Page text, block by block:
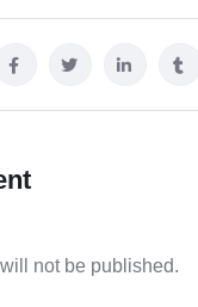
not be published.